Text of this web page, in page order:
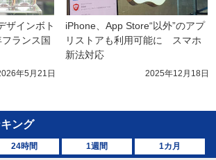
ザインボト
ランス国
年5月21日
iPhone、App Store“以外”のアプ
リストアも利用可能に　スマホ
新法対応
2025年12月18日
ング
24時間 1週間 1カ月